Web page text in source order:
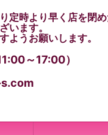
定時より早く店を閉め
います。
ようお願いします。
～17:00）
s.com